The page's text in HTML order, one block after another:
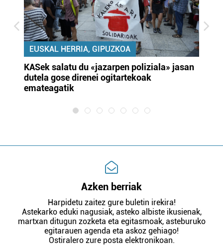
EUSKAL HERRIA, GIPUZKOA
KASek salatu du «jazarpen poliziala» jasan
dutela gose direnei ogitartekoak
emateagatik
Azken berriak
Harpidetu zaitez gure buletin irekira!
Astekarko eduki nagusiak, asteko albiste ikusienak,
martxan ditugun zozketa eta egitasmoak, asteburuko
egitarauen agenda eta askoz gehiago!
Ostiralero zure posta elektronikoan.